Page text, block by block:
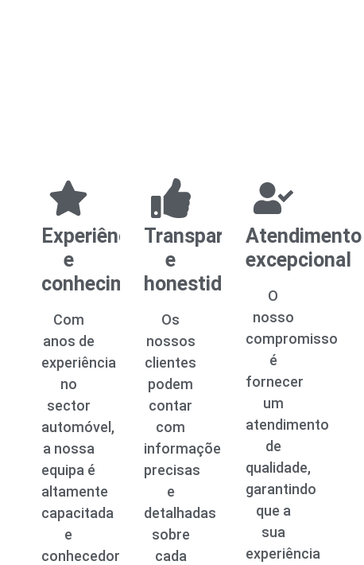
Experiência
e
conhecimento
Com
anos de
experiência
no
sector
automóvel,
a nossa
equipa é
altamente
capacitada
e
conhecedora
Transparência
e
honestidade
Os
nossos
clientes
podem
contar
com
informações
precisas
e
detalhadas
sobre
cada
Atendimento
excepcional
O
nosso
compromisso
é
fornecer
um
atendimento
de
qualidade,
garantindo
que a
sua
experiência